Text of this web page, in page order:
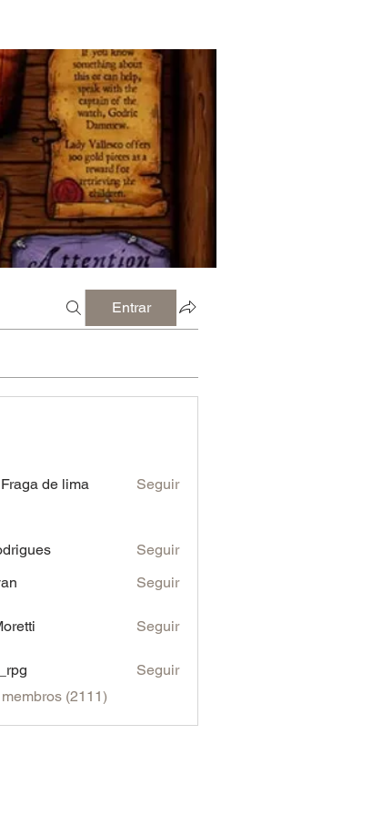
Entrar
de lima Seguir
Seguir
Seguir
Seguir
Seguir
(2111)